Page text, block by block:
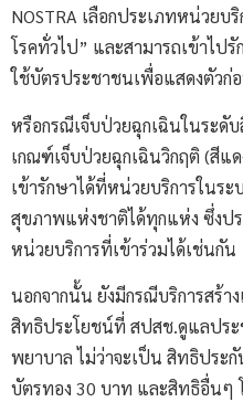
NOSTRA เลือกประเภทหน่วยบ
โรคทั่วไป” และสามารถเข้าไป
ใช้บัตรประชาชนเพื่อแสดงตัวก่
หรือกรณีเจ็บป่วยฉุกเฉินในระดับ
เกณฑ์เจ็บป่วยฉุกเฉินวิกฤติ (สีแ
เข้ารักษาได้ที่หน่วยบริการในร
สุขภาพแห่งชาติได้ทุกแห่ง ซึ่งป
หน่วยบริการที่เข้าร่วมได้เช่นกัน
นอกจากนั้น ยังมีกรณีบริการสร้า
สิทธิประโยชน์ที่ สปสช.ดูแลปร
พยาบาล ไม่ว่าจะเป็น สิทธิประ
บัตรทอง 30 บาท และสิทธิอื่นๆ